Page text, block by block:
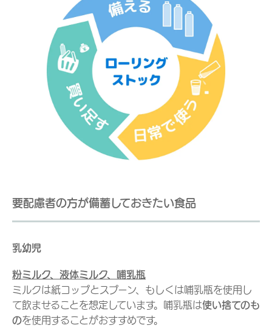
要配慮者の方が備蓄しておきたい食品
乳幼児
粉ミルク、液体ミルク、哺乳瓶
ミルクは紙コップとスプーン、もしくは哺乳瓶を使用し
て飲ませることを想定しています。哺乳瓶は使い捨てのも
のを使用することがおすすめです。